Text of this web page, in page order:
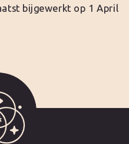
bijgewerkt op 1 April